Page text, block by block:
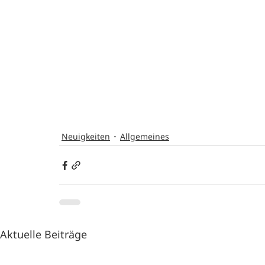
Neuigkeiten Allgemeines
Aktuelle Beiträge